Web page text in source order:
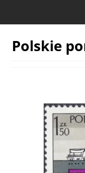
Polskie